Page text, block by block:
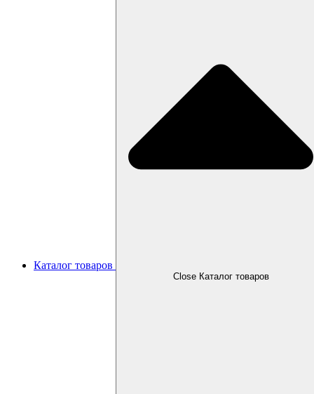
Каталог товаров
Close Каталог товаров